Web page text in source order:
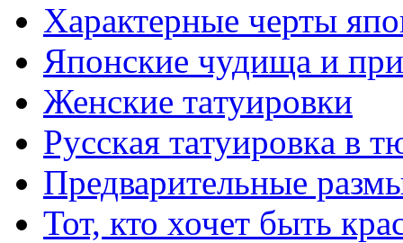
Характерные черты
Японские чудища и
Женские тaтуировки
Русскaя тaтуировкa в
Предварительные
Тот, кто хочет быть